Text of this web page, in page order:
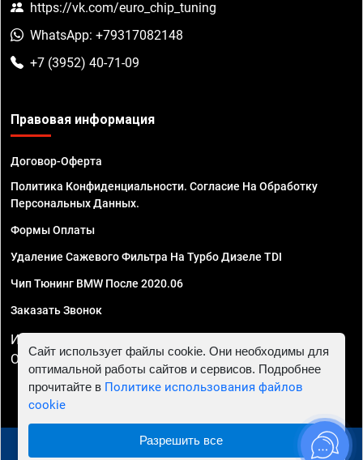
https://vk.com/euro_chip_tuning
WhatsApp: +79317082148
+7 (3952) 40-71-09
Правовая информация
Договор-Оферта
Политика Конфиденциальности. Согласие На Обработку
Персональных Данных.
Формы Оплаты
Удаление Сажевого Фильтра На Турбо Дизеле TDI
Чип Тюнинг BMW После 2020.06
Заказать Звонок
ИП Смирнов Георгий Павлович. ИНН 781302555843,
ОГРНИП 324470400032610
© 2010 - 2026 Чип тюнинг в Иркутске - Автосервис
Сайт использует файлы cookie. Они необходимы для
оптимальной работы сайтов и сервисов. Подробнее
прочитайте в Политике использования файлов
cookie
Разрешить все